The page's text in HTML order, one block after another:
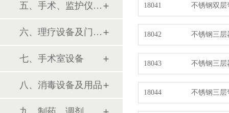
五、手术、监护仪器及用品
六、理疗设备及门诊系列
七、手术室设备
八、消毒设备及用品
18041 不锈钢双层
18042 不锈钢三层
18043 不锈钢三层
18044 不锈钢三层